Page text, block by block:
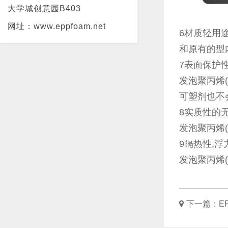
大学城创意园B403
网址：www.eppfoam.net
6材质轻用
和原有的型
7表面保护
发泡聚丙烯
可塑剂也不
8实质性的
发泡聚丙烯
9隔热性,浮
发泡聚丙烯
下一篇：